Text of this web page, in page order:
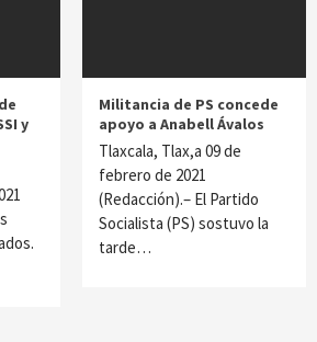
y
Militancia de PS concede
apoyo a Anabell Ávalos
Tlaxcala, Tlax,a 09 de
febrero de 2021
(Redacción).– El Partido
Socialista (PS) sostuvo la
tarde…